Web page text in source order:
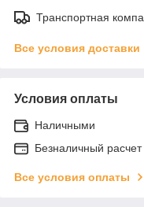
Транспортная
Все условия доставки
Условия оплаты
Наличными
Безналичный расчет
Все условия оплаты